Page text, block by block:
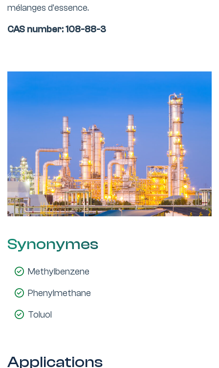
mélanges d’essence.
CAS number: 108-88-3
Synonymes
Methylbenzene
Phenylmethane
Toluol
Applications